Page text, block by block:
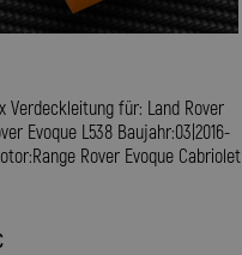
Verdeckleitung für: Land Rover
Evoque L538 Baujahr:03|2016-
Rover Evoque Cabriolet